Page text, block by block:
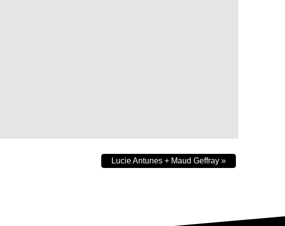
Lucie Antunes + Maud Geffray »